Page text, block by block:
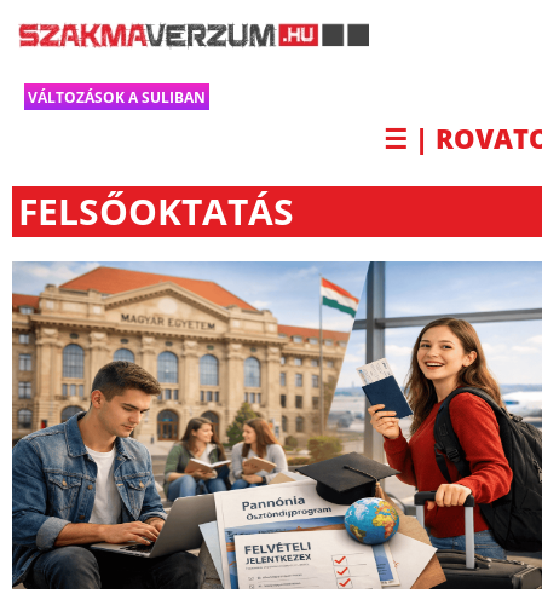
VÁLTOZÁSOK A SULIBAN
☰ |
FELSŐOKTATÁS